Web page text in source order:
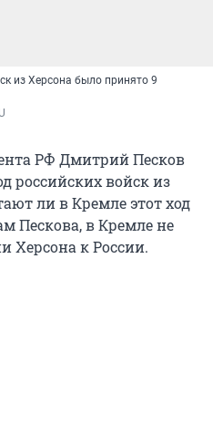
из Херсона было принято 9
РФ Дмитрий Песков
российских войск из
ли в Кремле этот ход
Пескова, в Кремле не
Херсона к России.